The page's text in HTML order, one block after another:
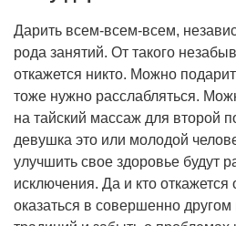
Дарить всем-всем-всем,
рода занятий. От такого
откажется никто. Можно
тоже нужно расслабляться.
на тайский массаж для второй
девушка это или молодой
улучшить свое здоровье будут
исключения. Да и кто
оказаться в совершенно